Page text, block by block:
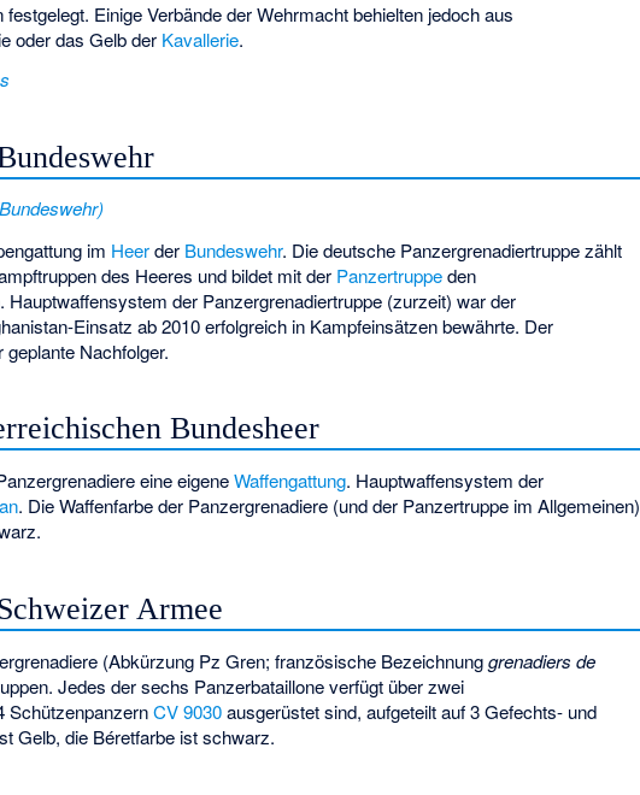
Einige Verbände der Wehrmacht behielten jedoch aus
oder das Gelb der Kavallerie.
im Heerder Bundeswehr. Die deutsche Panzergrenadiertruppe zählt
des Heeres und bildet mit der Panzertruppeden
Hauptwaffensystem der Panzergrenadiertruppe (zurzeit) war der
Einsatz ab 2010 erfolgreich in Kampfeinsätzen bewährte. Der
Nachfolger.
Bundesheer
eine eigeneWaffengattung. Hauptwaffensystem der
. Die Waffenfarbe der Panzergrenadiere (und der Panzertruppe im Allgemeinen)
Armee
(Abkürzung Pz Gren; französische Bezeichnunggrenadiers de
Jedes der sechs Panzerbataillone verfügt über zwei
SchützenpanzernCV 9030ausgerüstet sind, aufgeteilt auf 3 Gefechts- und
Gelb, die Béretfarbe ist schwarz.